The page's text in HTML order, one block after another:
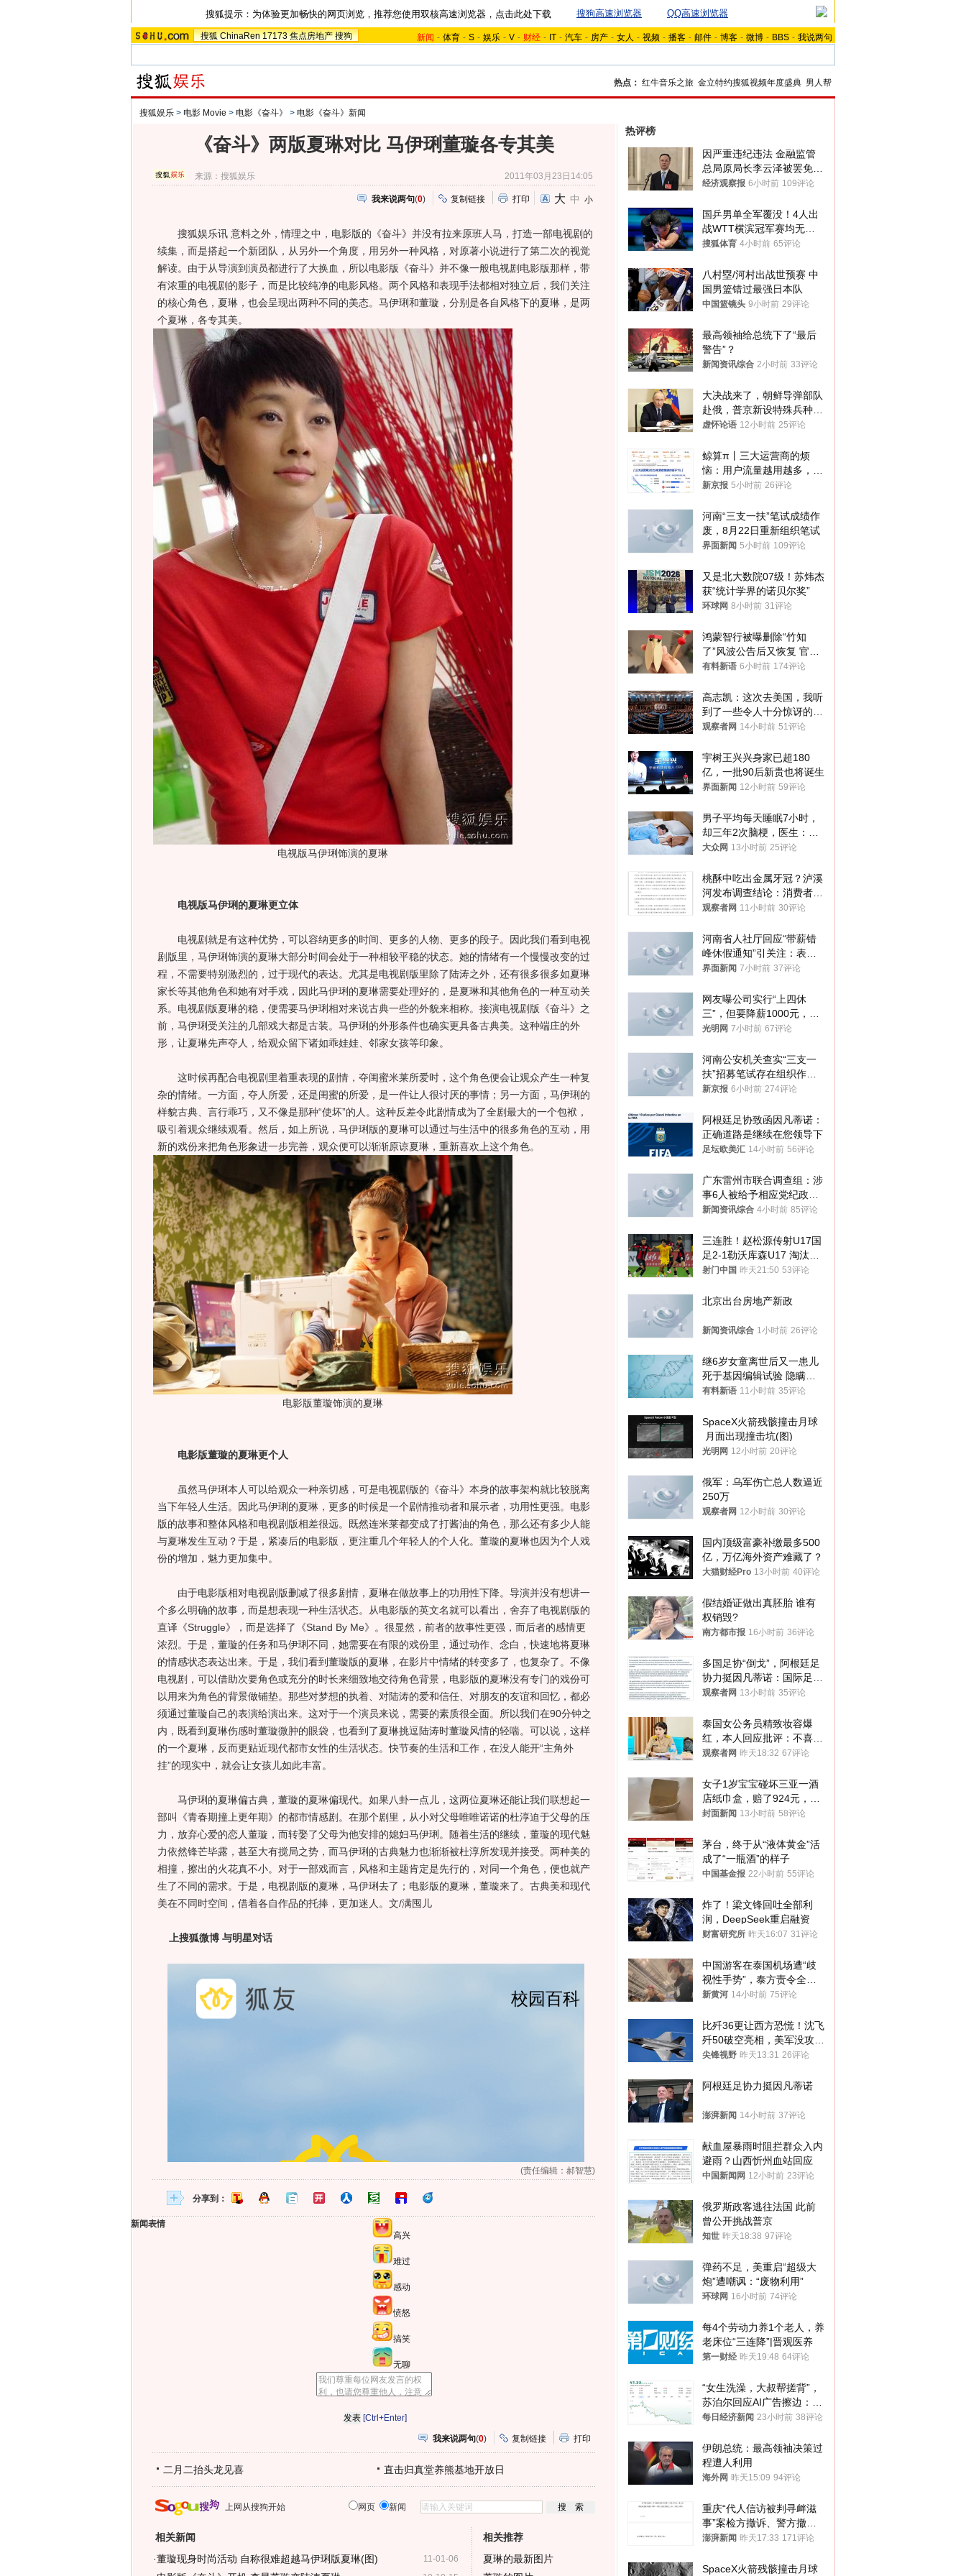
搜狐提示：为体验更加畅快的网页浏览，推荐您使用双核高速浏览器，点击此处下载 搜狗高速浏览器 QQ高速浏览器
搜狐 ChinaRen 17173 焦点房地产 搜狗 新闻 - 体育 - S - 娱乐 - V - 财经 - IT - 汽车 - 房产 - 女人 - 视频 - 播客 - 邮件 - 博客 - 微博 - BBS - 我说两句
热点： 红牛音乐之旅 金立特约搜狐视频年度盛典 男人帮
搜狐娱乐 > 电影 Movie > 电影《奋斗》 > 电影《奋斗》新闻
《奋斗》两版夏琳对比 马伊琍董璇各专其美
来源：搜狐娱乐 2011年03月23日14:05
我来说两句(0) 复制链接 打印 大 中 小
搜狐娱乐讯 意料之外，情理之中，电影版的《奋斗》并没有拉来原班人马，打造一部电视剧的
续集，而是搭起一个新团队，从另外一个角度，用另外一种风格，对原著小说进行了第二次的视觉
解读。由于从导演到演员都进行了大换血，所以电影版《奋斗》并不像一般电视剧电影版那样，带
有浓重的电视剧的影子，而是比较纯净的电影风格。两个风格和表现手法都相对独立后，我们关注
的核心角色，夏琳，也会呈现出两种不同的美态。马伊琍和董璇，分别是各自风格下的夏琳，是两
个夏琳，各专其美。
电视版马伊琍饰演的夏琳
电视版马伊琍的夏琳更立体
电视剧就是有这种优势，可以容纳更多的时间、更多的人物、更多的段子。因此我们看到电视
剧版里，马伊琍饰演的夏琳大部分时间会处于一种相较平稳的状态。她的情绪有一个慢慢改变的过
程，不需要特别激烈的，过于现代的表达。尤其是电视剧版里除了陆涛之外，还有很多很多如夏琳
家长等其他角色和她有对手戏，因此马伊琍的夏琳需要处理好的，是夏琳和其他角色的一种互动关
系。电视剧版夏琳的稳，便需要马伊琍相对来说古典一些的外貌来相称。接演电视剧版《奋斗》之
前，马伊琍受关注的几部戏大都是古装。马伊琍的外形条件也确实更具备古典美。这种端庄的外
形，让夏琳先声夺人，给观众留下诸如乖娃娃、邻家女孩等印象。
这时候再配合电视剧里着重表现的剧情，夺闺蜜米莱所爱时，这个角色便会让观众产生一种复
杂的情绪。一方面，夺人所爱，还是闺蜜的所爱，是一件让人很讨厌的事情；另一方面，马伊琍的
样貌古典、言行乖巧，又不像是那种“使坏”的人。这种反差令此剧情成为了全剧最大的一个包袱，
吸引着观众继续观看。然后，如上所说，马伊琍版的夏琳可以通过与生活中的很多角色的互动，用
新的戏份来把角色形象进一步完善，观众便可以渐渐原谅夏琳，重新喜欢上这个角色。
电影版董璇饰演的夏琳
电影版董璇的夏琳更个人
虽然马伊琍本人可以给观众一种亲切感，可是电视剧版的《奋斗》本身的故事架构就比较脱离
当下年轻人生活。因此马伊琍的夏琳，更多的时候是一个剧情推动者和展示者，功用性更强。电影
版的故事和整体风格和电视剧版相差很远。既然连米莱都变成了打酱油的角色，那么还有多少人能
与夏琳发生互动？于是，紧凑后的电影版，更注重几个年轻人的个人化。董璇的夏琳也因为个人戏
份的增加，魅力更加集中。
由于电影版相对电视剧版删减了很多剧情，夏琳在做故事上的功用性下降。导演并没有想讲一
个多么明确的故事，而是想表现一种生活状态。从电影版的英文名就可以看出，舍弃了电视剧版的
直译《Struggle》，而是选择了《Stand By Me》。很显然，前者的故事性更强，而后者的感情更
浓烈。于是，董璇的任务和马伊琍不同，她需要在有限的戏份里，通过动作、念白，快速地将夏琳
的情感状态表达出来。于是，我们看到董璇版的夏琳，在影片中情绪的转变多了，也复杂了。不像
电视剧，可以借助次要角色或充分的时长来细致地交待角色背景，电影版的夏琳没有专门的戏份可
以用来为角色的背景做铺垫。那些对梦想的执着、对陆涛的爱和信任、对朋友的友谊和回忆，都必
须通过董璇自己的表演给演出来。这对于一个演员来说，需要的素质很全面。所以我们在90分钟之
内，既看到夏琳伤感时董璇微肿的眼袋，也看到了夏琳挑逗陆涛时董璇风情的轻喘。可以说，这样
的一个夏琳，反而更贴近现代都市女性的生活状态。快节奏的生活和工作，在没人能开“主角外
挂”的现实中，就会让女孩儿如此丰富。
马伊琍的夏琳偏古典，董璇的夏琳偏现代。如果八卦一点儿，这两位夏琳还能让我们联想起一
部叫《青春期撞上更年期》的都市情感剧。在那个剧里，从小对父母唯唯诺诺的杜淳迫于父母的压
力，放弃心爱的恋人董璇，而转娶了父母为他安排的媳妇马伊琍。随着生活的继续，董璇的现代魅
力依然锋芒毕露，甚至大有搅局之势，而马伊琍的古典魅力也渐渐被杜淳所发现并接受。两种美的
相撞，擦出的火花真不小。对于一部戏而言，风格和主题肯定是先行的，对同一个角色，便也就产
生了不同的需求。于是，电视剧版的夏琳，马伊琍去了；电影版的夏琳，董璇来了。古典美和现代
美在不同时空间，借着各自作品的托捧，更加迷人。文/满囤儿
上搜狐微博 与明星对话
(责任编辑：郝智慧)
分享到：
新闻表情
高兴
难过
感动
愤怒
搞笑
无聊
[Ctrl+Enter]
我来说两句(0) 复制链接 打印
二月二抬头龙见喜 直击归真堂养熊基地开放日
上网从搜狗开始 网页 新闻
相关新闻
11-01-06
·董璇现身时尚活动 自称很难超越马伊琍版夏琳(图)
相关推荐
夏琳的最新图片
热评榜
因严重违纪违法 金融监管
总局原局长李云泽被罢免全
国人大代表
经济观察报 6小时前 109评论
国乒男单全军覆没！4人出
战WTT横滨冠军赛均无缘
八强
搜狐体育 4小时前 65评论
八村塁/河村出战世预赛 中
国男篮错过最强日本队
中国篮镜头 9小时前 29评论
最高领袖给总统下了“最后
警告”？
新闻资讯综合 2小时前 33评论
大决战来了，朝鲜导弹部队
赴俄，普京新设特殊兵种，
76岁老将扛旗
虚怀论语 12小时前 25评论
鲸算π丨三大运营商的烦
恼：用户流量越用越多，收
入却越来越少
新京报 5小时前 26评论
河南“三支一扶”笔试成绩作
废，8月22日重新组织笔试
界面新闻 5小时前 109评论
又是北大数院07级！苏炜杰
获“统计学界的诺贝尔奖”
环球网 8小时前 31评论
鸿蒙智行被曝删除“竹知
了”风波公告后又恢复 官媒
曾力挺：劝华为要大度的，
有料新语 6小时前 174评论
高志凯：这次去美国，我听
到了一些令人十分惊讶的消
息
观察者网 14小时前 51评论
宇树王兴兴身家已超180
亿，一批90后新贵也将诞生
界面新闻 12小时前 59评论
男子平均每天睡眠7小时，
却三年2次脑梗，医生：这
样睡觉更伤身
大众网 13小时前 25评论
桃酥中吃出金属牙冠？泸溪
河发布调查结论：消费者已
澄清，所发视频情况不属实
观察者网 11小时前 30评论
河南省人社厅回应“带薪错
峰休假通知”引关注：表述
不够准确，待修改后印发
界面新闻 7小时前 37评论
网友曝公司实行“上四休
三”，但要降薪1000元，不
接受只能辞职
光明网 7小时前 67评论
河南公安机关查实“三支一
扶”招募笔试存在组织作弊
犯罪行为
新京报 6小时前 274评论
阿根廷足协致函因凡蒂诺：
正确道路是继续在您领导下
足坛欧美汇 14小时前 56评论
广东雷州市联合调查组：涉
事6人被给予相应党纪政务
处分和组织处理
新闻资讯综合 4小时前 85评论
三连胜！赵松源传射U17国
足2-1勒沃库森U17 淘汰赛
将战河床
射门中国 昨天21:50 53评论
北京出台房地产新政
新闻资讯综合 1小时前 26评论
继6岁女童离世后又一患儿
死于基因编辑试验 隐瞒一
年才对外披露
有料新语 11小时前 35评论
SpaceX火箭残骸撞击月球
月面出现撞击坑(图)
光明网 12小时前 20评论
俄军：乌军伤亡总人数逼近
250万
观察者网 12小时前 30评论
国内顶级富豪补缴最多500
亿，万亿海外资产难藏了？
大猫财经Pro 13小时前 40评论
假结婚证做出真胚胎 谁有
权销毁?
南方都市报 16小时前 36评论
多国足协“倒戈”，阿根廷足
协力挺因凡蒂诺：国际足联
今后应继续在其领导下前行
观察者网 13小时前 35评论
泰国女公务员精致妆容爆
红，本人回应批评：不喜欢
就别看
观察者网 昨天18:32 67评论
女子1岁宝宝碰坏三亚一酒
店纸巾盒，赔了924元，发
帖吐槽后酒店退还一半的
封面新闻 13小时前 58评论
茅台，终于从“液体黄金”活
成了“一瓶酒”的样子
中国基金报 22小时前 55评论
炸了！梁文锋回吐全部利
润，DeepSeek重启融资
财富研究所 昨天16:07 31评论
中国游客在泰国机场遭“歧
视性手势”，泰方责令全面
调查，对责任人采取最严厉
新黄河 14小时前 75评论
比歼36更让西方恐慌！沈飞
歼50破空亮相，美军没攻克
的技术被拿下
尖锋视野 昨天13:31 26评论
阿根廷足协力挺因凡蒂诺
澎湃新闻 14小时前 37评论
献血屋暴雨时阻拦群众入内
避雨？山西忻州血站回应
中国新闻网 12小时前 23评论
俄罗斯政客逃往法国 此前
曾公开挑战普京
知世 昨天18:38 97评论
弹药不足，美重启“超级大
炮”遭嘲讽：“废物利用”
环球网 16小时前 74评论
每4个劳动力养1个老人，养
老床位“三连降”|晋观医养
第一财经 昨天19:48 64评论
“女生洗澡，大叔帮搓背”，
苏泊尔回应AI广告擦边：视
频全下架，已强化内容管理
每日经济新闻 23小时前 38评论
伊朗总统：最高领袖决策过
程遭人利用
海外网 昨天15:09 94评论
重庆“代人信访被判寻衅滋
事”案检方撤诉、警方撤
案，两被告人获国赔
澎湃新闻 昨天17:33 171评论
SpaceX火箭残骸撞击月球